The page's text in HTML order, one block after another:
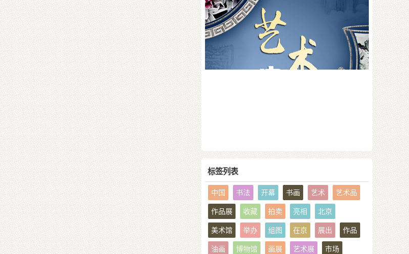
作品展
美术馆 举办 组图 在京 展出 作品
油画 博物馆 画展 艺术展 市场
画家 当代 文物 香港 艺术家 美术
名家 上海 万元 南京 书法展